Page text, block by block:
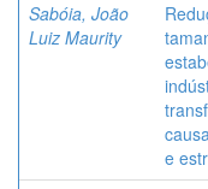
Sabóia, João
Luiz Maurity
e